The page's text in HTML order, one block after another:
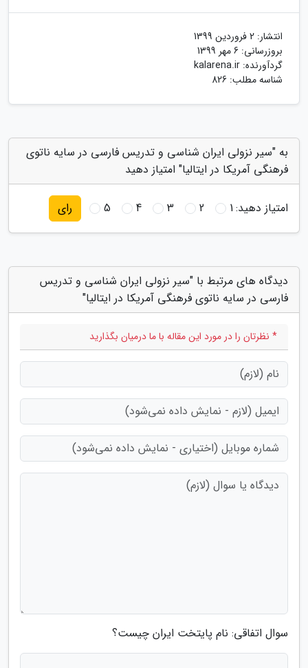
انتشار: 2 فروردین 1399
بروزرسانی: 6 مهر 1399
گردآورنده: kalarena.ir
شناسه مطلب: 826
به "سیر نزولی ایران شناسی و تدریس فارسی در سایه ناتوی
فرهنگی آمریکا در ایتالیا" امتیاز دهید
امتیاز دهید:1
2
3
4
5 رای
دیدگاه های مرتبط با "سیر نزولی ایران شناسی و تدریس
فارسی در سایه ناتوی فرهنگی آمریکا در ایتالیا"
* نظرتان را در مورد این مقاله با ما درمیان بگذارید
سوال اتفاقی: نام پایتخت ایران چیست؟